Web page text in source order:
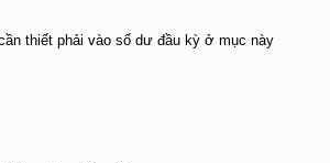
thiết phải vào số dư đầu kỳ ở mục này